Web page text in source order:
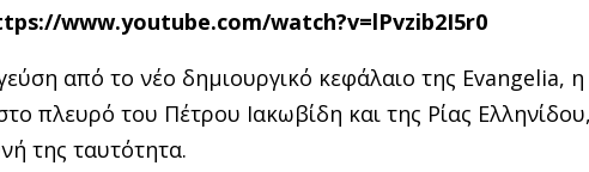
www.youtube.com/watch?v=lPvzib2I5r0
από το νέο δημιουργικό κεφάλαιο της Evangelia,
πλευρό του Πέτρου Ιακωβίδη και της Ρίας
της ταυτότητα.